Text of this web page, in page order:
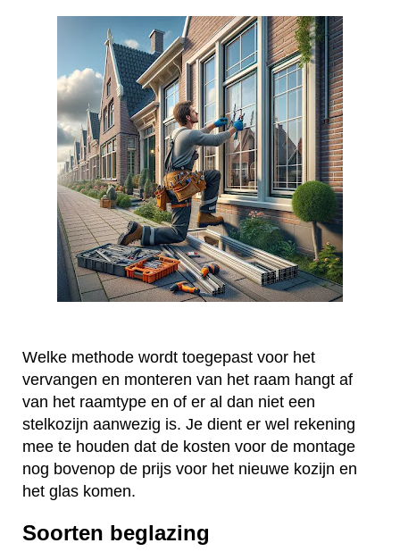
Welke methode wordt toegepast voor het
vervangen en monteren van het raam hangt af
van het raamtype en of er al dan niet een
stelkozijn aanwezig is. Je dient er wel rekening
mee te houden dat de kosten voor de montage
nog bovenop de prijs voor het nieuwe kozijn en
het glas komen.
Soorten beglazing